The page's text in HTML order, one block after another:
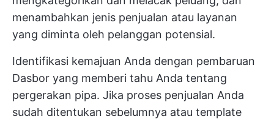
menambahkan jenis penjualan atau layanan
yang diminta oleh pelanggan potensial.
Identifikasi kemajuan Anda dengan pembaruan
Dasbor yang memberi tahu Anda tentang
pergerakan pipa. Jika proses penjualan Anda
sudah ditentukan sebelumnya atau template